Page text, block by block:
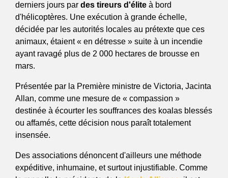
derniers jours par des tireurs d'élite à bord
d'hélicoptères. Une exécution à grande échelle,
décidée par les autorités locales au prétexte que ces
animaux, étaient « en détresse » suite à un incendie
ayant ravagé plus de 2 000 hectares de brousse en
mars.
Présentée par la Première ministre de Victoria, Jacinta
Allan, comme une mesure de « compassion »
destinée à écourter les souffrances des koalas blessés
ou affamés, cette décision nous paraît totalement
insensée.
Des associations dénoncent d'ailleurs une méthode
expéditive, inhumaine, et surtout injustifiable. Comme